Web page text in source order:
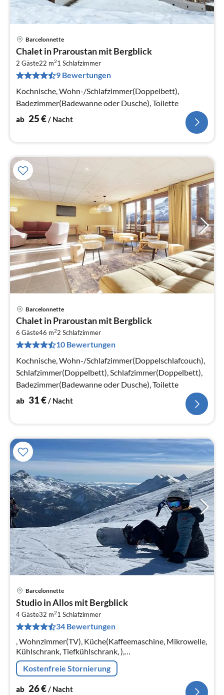
Barcelonnette
Chalet in Praroustan mit Bergblick
2 Gäste22 m21 Schlafzimmer
9 Bewertungen
Kochnische, Wohn-/Schlafzimmer(Doppelbett),
Badezimmer(Badewanne oder Dusche), Toilette
ab 25€/ Nacht
Barcelonnette
Chalet in Praroustan mit Bergblick
6 Gäste46 m22 Schlafzimmer
10 Bewertungen
Kochnische, Wohn-/Schlafzimmer(Doppelschlafcouch),
Schlafzimmer(Doppelbett), Schlafzimmer(Doppelbett),
Badezimmer(Badewanne oder Dusche), Toilette
ab 31€/ Nacht
Barcelonnette
Studio in Allos mit Bergblick
4 Gäste32 m21 Schlafzimmer
34 Bewertungen
, Wohnzimmer(TV), Küche(Kaffeemaschine, Mikrowelle,
Kühlschrank, Tiefkühlschrank, ),
Wohn-/Schlafzimmer(Doppelbett, Doppelschlafcouch),
Badezimmer(Badewanne)
Kostenfreie Stornierung
ab 26€/ Nacht